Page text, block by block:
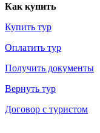
Как купить
Купить тур
Оплатить тур
Получить документы
Вернуть тур
Договор с туристом